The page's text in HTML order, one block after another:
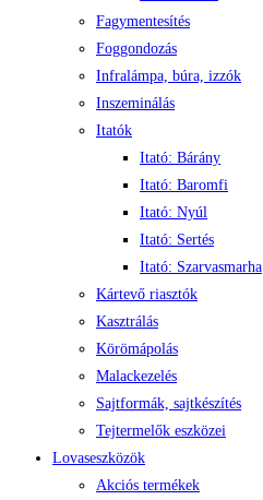
Fagymentesítés
Foggondozás
Infralámpa, búra, izzók
Inszeminálás
Itatók
Itató: Bárány
Itató: Baromfi
Itató: Nyúl
Itató: Sertés
Itató: Szarvasmarha
Kártevő riasztók
Kasztrálás
Körömápolás
Malackezelés
Sajtformák, sajtkészítés
Tejtermelők eszközei
Lovaseszközök
Akciós termékek